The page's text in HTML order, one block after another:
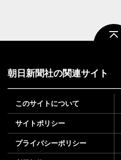
朝日新聞社の関連サイト
このサイトについて
サイトポリシー
プライバシーポリシー